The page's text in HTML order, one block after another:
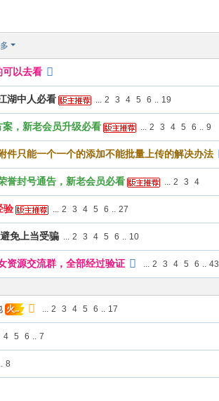
可以去看
湖中人必看 ... 2 3 4 5 6 .. 19
，新老会员升级必看 ... 2 3 4 5 6 .. 9
件只能一个一个的添加不能批量上传的解决办法
誉封号通告，新老会员必看 ... 2 3 4
验 ... 2 3 4 5 6 .. 27
免上当受骗 ... 2 3 4 5 6 .. 10
资源交流群，全部经过验证 ... 2 3 4 5 6 .. 43
火.. ... 2 3 4 5 6 .. 17
4 5 6 .. 7
.. 8